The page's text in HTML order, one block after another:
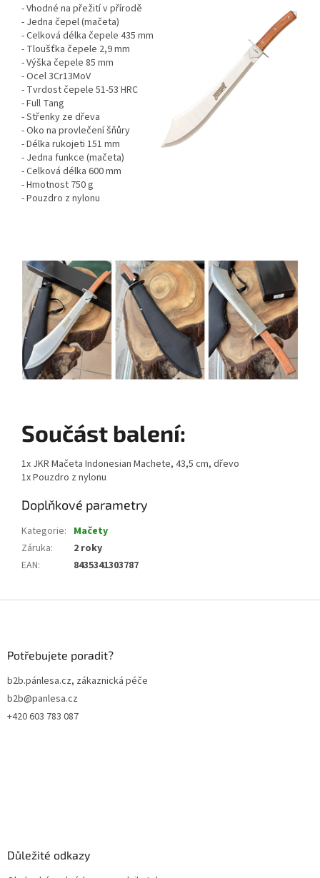
- Vhodné na přežití v přírodě
- Jedna čepel (mačeta)
- Celková délka čepele 435 mm
- Tloušťka čepele 2,9 mm
- Výška čepele 85 mm
- Ocel 3Cr13MoV
- Tvrdost čepele 51-53 HRC
- Full Tang
- Střenky ze dřeva
- Oko na provlečení šňůry
- Délka rukojeti 151 mm
- Jedna funkce (mačeta)
- Celková délka 600 mm
- Hmotnost 750 g
- Pouzdro z nylonu
Součást balení:
1x JKR Mačeta Indonesian Machete, 43,5 cm, dřevo
1x Pouzdro z nylonu
Doplňkové parametry
Kategorie: Mačety
Záruka:
2 roky
EAN: 8435341303787
Potřebujete poradit?
b2b.pánlesa.cz, zákaznická péče
b2b@panlesa.cz
+420 603 783 087
Důležité odkazy